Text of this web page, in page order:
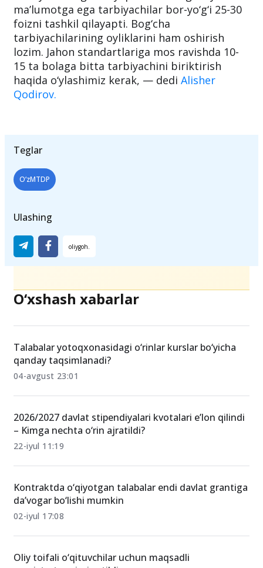
ma’lumotga ega tarbiyachilar bor-yo‘g‘i 25-30
foizni tashkil qilayapti. Bog‘cha
tarbiyachilarining oyliklarini ham oshirish
lozim. Jahon standartlariga mos ravishda 10-
15 ta bolaga bitta tarbiyachini biriktirish
haqida o‘ylashimiz kerak, — dedi Alisher
Qodirov.
Teglar
O‘zMTDP
Ulashing
O‘xshash xabarlar
Talabalar yotoqxonasidagi o‘rinlar kurslar bo‘yicha
qanday taqsimlanadi?
04-avgust 23:01
2026/2027 davlat stipendiyalari kvotalari e’lon qilindi
– Kimga nechta o‘rin ajratildi?
22-iyul 11:19
Kontraktda o‘qiyotgan talabalar endi davlat grantiga
da’vogar bo‘lishi mumkin
02-iyul 17:08
Oliy toifali o‘qituvchilar uchun maqsadli